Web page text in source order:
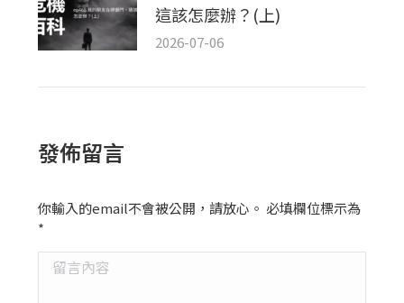
這該怎麼辦？(上)
2026-07-06
發佈留言
你輸入的email不會被公開，請放心。 必填欄位標示為
*
留言內容